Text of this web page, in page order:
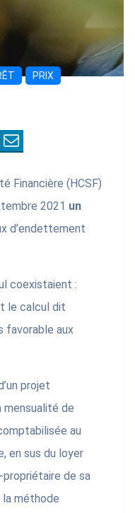
PRIX
Financière (HCSF)
2021 un
d’endettement
coexistaient :
le calcul dit
favorable aux
projet
mensualité de
au
en sus du loyer
propriétaire de sa
la méthode